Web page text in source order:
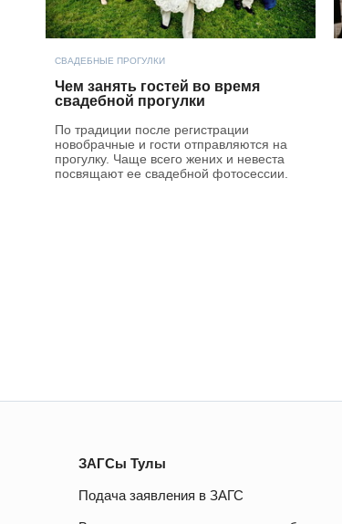
СВАДЕБНЫЕ ПРОГУЛКИ
Чем занять гостей во время
свадебной прогулки
По традиции после регистрации
новобрачные и гости отправляются на
прогулку. Чаще всего жених и невеста
посвящают ее свадебной фотосессии.
ЗАГСы Тулы
Подача заявления в ЗАГС